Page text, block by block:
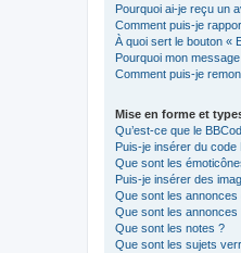
Pourquoi ai-je reçu un
Comment puis-je
À quoi sert le bouton «
Pourquoi mon
Comment puis-je
Mise en forme et
Qu’est-ce que le
Puis-je insérer du code
Que sont les
Puis-je insérer des
Que sont les annonces
Que sont les annonces
Que sont les notes ?
Que sont les sujets